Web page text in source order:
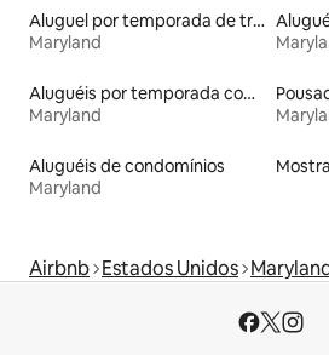
Aluguel por temporada de trailers
Maryland
Aluguéis por temporada com sauna
Maryland
Aluguéis de condomínios
Maryland
Airbnb Estados Unidos